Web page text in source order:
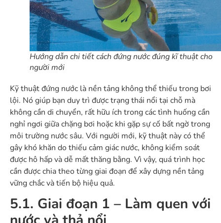
Hướng dẫn chi tiết cách đứng nước đúng kĩ thuật cho
người mới
Kỹ thuật đứng nước là nền tảng không thể thiếu trong bơi
lội. Nó giúp bạn duy trì được trạng thái nổi tại chỗ mà
không cần di chuyển, rất hữu ích trong các tình huống cần
nghỉ ngơi giữa chặng bơi hoặc khi gặp sự cố bất ngờ trong
môi trường nước sâu. Với người mới, kỹ thuật này có thể
gây khó khăn do thiếu cảm giác nước, không kiểm soát
được hô hấp và dễ mất thăng bằng. Vì vậy, quá trình học
cần được chia theo từng giai đoạn để xây dựng nền tảng
vững chắc và tiến bộ hiệu quả.
5.1. Giai đoạn 1 – Làm quen với